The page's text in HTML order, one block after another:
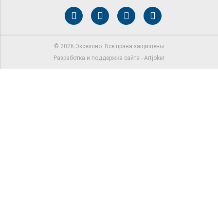
© 2026 Экселлио. Все права защищены
Разработка и поддержка сайта - Artjoker